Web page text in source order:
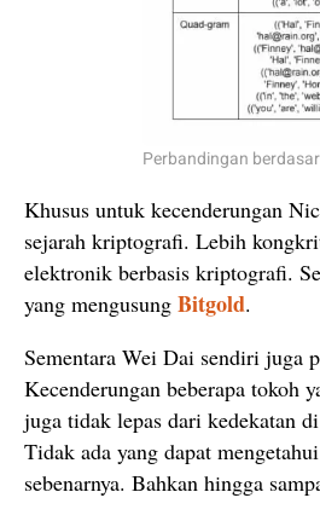
Perbandingan
Khusus untuk kecenderungan
sejarah kriptografi. Lebih
elektronik berbasis kriptografi.
yang mengusung Bitgold.
Sementara Wei Dai sendiri juga
Kecenderungan beberapa tokoh
juga tidak lepas dari kedekatan
Tidak ada yang dapat
sebenarnya. Bahkan hingga